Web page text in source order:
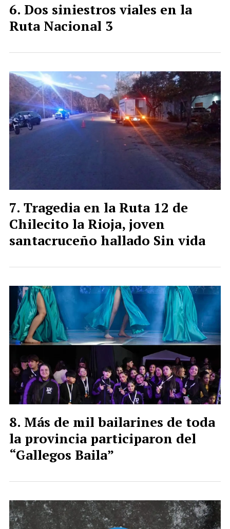
Dos siniestros viales en la
Ruta Nacional 3
Tragedia en la Ruta 12 de
Chilecito la Rioja, joven
santacruceño hallado Sin vida
Más de mil bailarines de toda
la provincia participaron del
“Gallegos Baila”